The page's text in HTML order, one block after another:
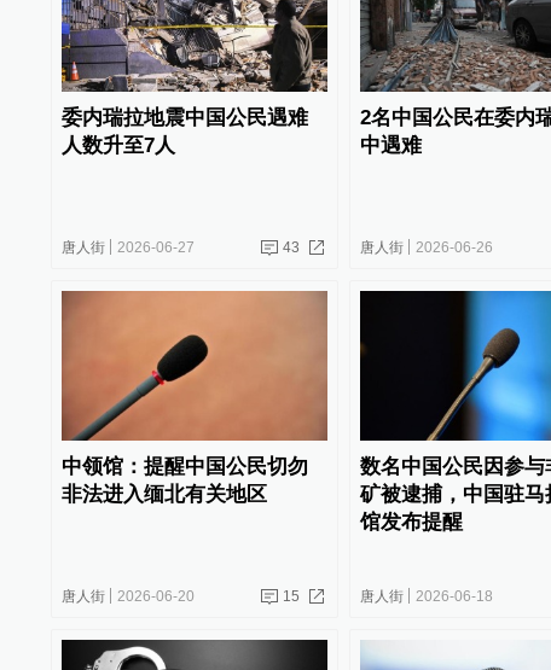
委内瑞拉地震中国公民遇难
人数升至7人
唐人街 2026-06-27 43
2名中国公民在委内
中遇难
唐人街 2026-06-26
中领馆：提醒中国公民切勿
非法进入缅北有关地区
唐人街 2026-06-20 15
数名中国公民因参与
矿被逮捕，中国驻马
馆发布提醒
唐人街 2026-06-18